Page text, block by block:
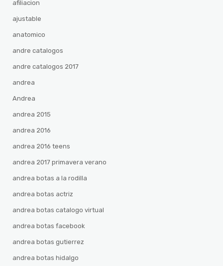
afiliacion
ajustable
anatomico
andre catalogos
andre catalogos 2017
andrea
Andrea
andrea 2015
andrea 2016
andrea 2016 teens
andrea 2017 primavera verano
andrea botas a la rodilla
andrea botas actriz
andrea botas catalogo virtual
andrea botas facebook
andrea botas gutierrez
andrea botas hidalgo